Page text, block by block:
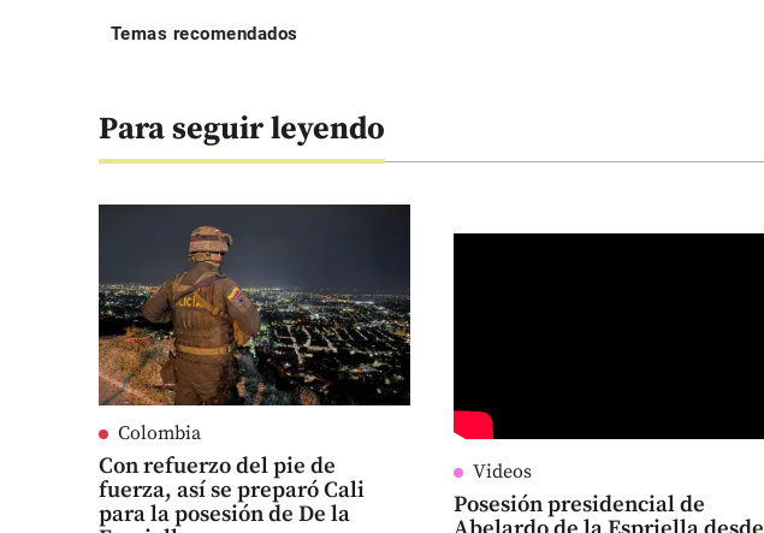
Temas recomendados
Para seguir leyendo
Colombia
Con refuerzo del pie de
fuerza, así se preparó Cali
para la posesión de De la
Videos
Posesión presidencial de